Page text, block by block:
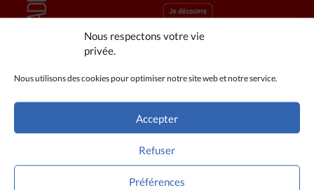
Nous respectons votre vie
privée.
Nous utilisons des cookies pour optimiser notre site web et notre service.
Accepter
Refuser
Préférences
A LIRE AUSSI